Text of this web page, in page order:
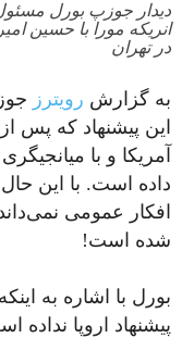
دیدار جوزپ بورل
انریکه مورا با حسین
در تهران
به گزارش رویترز
آمریکا و با
داده است. با این
افکار عمومی
شده است!
بورل با اشاره به
پیشنهاد اروپا نداده